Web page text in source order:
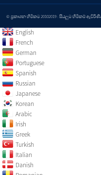
© ප්‍රකාශන හිමිකම 20102019 : සියලුම හිමිකම් ඇවිරිණි.
English
French
German
Portuguese
Spanish
Russian
Japanese
Korean
Arabic
Irish
Greek
Turkish
Italian
Danish